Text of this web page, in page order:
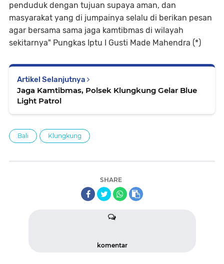
penduduk dengan tujuan supaya aman, dan
masyarakat yang di jumpainya selalu di berikan pesan
agar bersama sama jaga kamtibmas di wilayah
sekitarnya" Pungkas Iptu I Gusti Made Mahendra (*)
Artikel Selanjutnya
Jaga Kamtibmas, Polsek Klungkung Gelar Blue
Light Patrol
Bali Klungkung
SHARE
komentar